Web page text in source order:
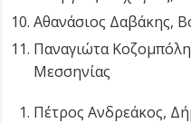
Αθανάσιος Δαβάκης,
Παναγιώτα
Μεσσηνίας
Πέτρος Ανδρεάκος,